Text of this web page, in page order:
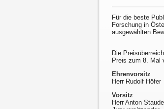
Für die beste
Forschung in
ausgewählten
Die
Preis zum 8. Mal
Ehrenvorsitz
Herr Rudolf Höfer
Vorsitz
Herr Anton